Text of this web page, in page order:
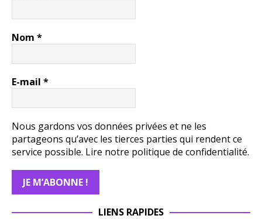
Nom *
E-mail *
Nous gardons vos données privées et ne les
partageons qu’avec les tierces parties qui rendent ce
service possible. Lire notre politique de confidentialité.
LIENS RAPIDES